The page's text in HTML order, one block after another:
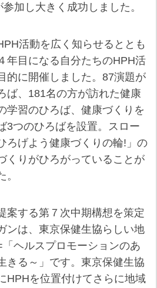
加し大きく成功しました。
活動を広く知らせるととも
年目になる自分たちのHPH活
的に開催しました。87演題が
ば、181名の方が訪れた健康
学習のひろば、健康づくりを
3つのひろばを設置。スロー
ろげよう健康づくりの輪!」の
くりがひろがっていることが
案する第７次中期構想を策定
ンは、東京保健生協らしい地
ヘルスプロモーションのあ
きる～」です。東京保健生協
HPHを位置付けてさらに地域